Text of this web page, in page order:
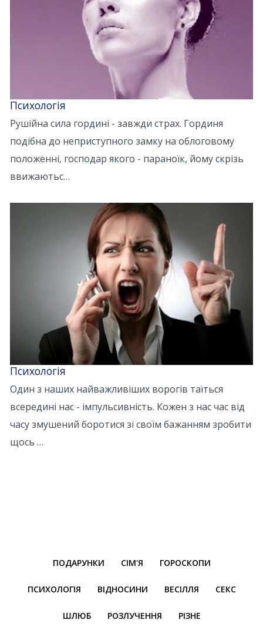
Психологія
Рушійна сила гордині - завжди страх. Гординя
подібна до неприступного замку на облоговому
положенні, господар якого - параноїк, йому скрізь
ввижаютьс…
Психологія
Один з наших найважливіших ворогів таїться
всередині нас - імпульсивність. Кожен з нас час від
часу змушений боротися зі своїм бажанням зробити
щось …
ПОДАРУНКИ СІМ'Я ГОРОСКОПИ
ПСИХОЛОГІЯ ВІДНОСИНИ ВЕСІЛЛЯ СЕКС
ШЛЮБ РОЗЛУЧЕННЯ РІЗНЕ